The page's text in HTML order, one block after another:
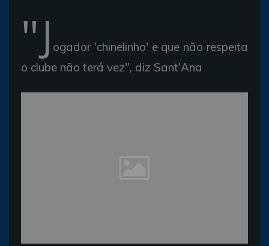
"J ogador 'chinelinho' e que não respeita
o clube não terá vez", diz Sant'Ana